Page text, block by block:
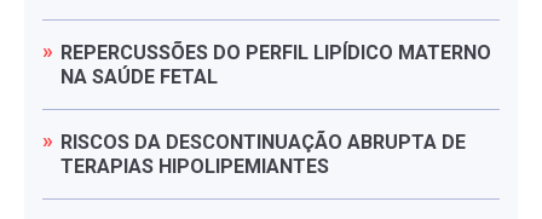
REPERCUSSÕES DO PERFIL LIPÍDICO MATERNO
NA SAÚDE FETAL
RISCOS DA DESCONTINUAÇÃO ABRUPTA DE
TERAPIAS HIPOLIPEMIANTES